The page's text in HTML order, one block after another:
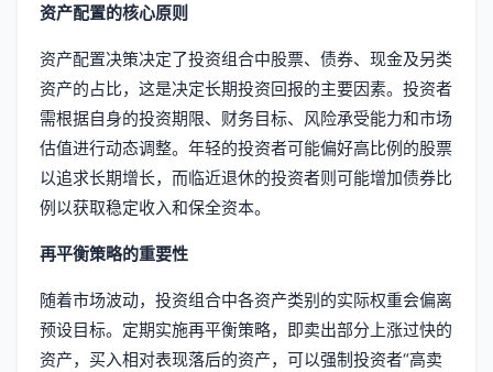
资产配置的核心原则
资产配置决策决定了投资组合中股票、债券、现金及另类
资产的占比，这是决定长期投资回报的主要因素。投资者
需根据自身的投资期限、财务目标、风险承受能力和市场
估值进行动态调整。年轻的投资者可能偏好高比例的股票
以追求长期增长，而临近退休的投资者则可能增加债券比
例以获取稳定收入和保全资本。
再平衡策略的重要性
随着市场波动，投资组合中各资产类别的实际权重会偏离
预设目标。定期实施再平衡策略，即卖出部分上涨过快的
资产，买入相对表现落后的资产，可以强制投资者“高卖